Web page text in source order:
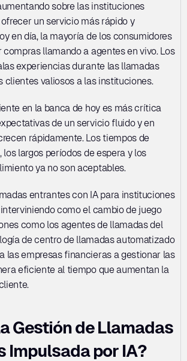
sobre las instituciones
un servicio más rápido y
en día, la mayoría de los consumidores
llamando a agentes en vivo. Los
experiencias durante las llamadas
clientes valiosos a las instituciones.
en la banca de hoy es más crítica
de un servicio fluido y en
rápidamente. Los tiempos de
los largos períodos de espera y los
ya no son aceptables.
entrantes con IA para instituciones
como el cambio de juego
como los agentes de llamadas del
de centro de llamadas automatizado
las empresas financieras a gestionar las
eficiente al tiempo que aumentan la
Gestión de Llamadas
Impulsada por IA?